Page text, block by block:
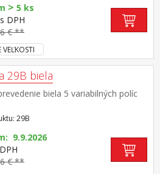
> 5 ks
s DPH
€ **
29B biela
biela 5 variabilných políc
29B
9.9.2026
€ **